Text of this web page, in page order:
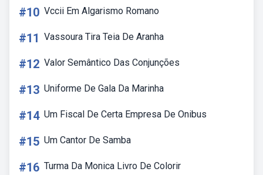
#10 Vccii Em Algarismo Romano
#11 Vassoura Tira Teia De Aranha
#12 Valor Semântico Das Conjunções
#13 Uniforme De Gala Da Marinha
#14 Um Fiscal De Certa Empresa De Onibus
#15 Um Cantor De Samba
#16 Turma Da Monica Livro De Colorir